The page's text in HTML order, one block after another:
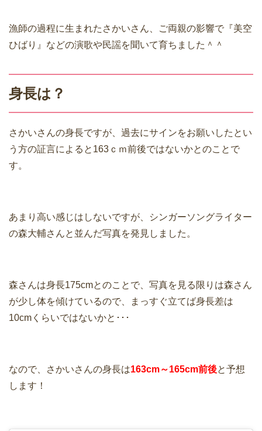
漁師の過程に生まれたさかいさん、ご両親の影響で『美空
ひばり』などの演歌や民謡を聞いて育ちました＾＾
身長は？
さかいさんの身長ですが、過去にサインをお願いしたとい
う方の証言によると163ｃｍ前後ではないかとのことで
す。
あまり高い感じはしないですが、シンガーソングライター
の森大輔さんと並んだ写真を発見しました。
森さんは身長175cmとのことで、写真を見る限りは森さん
が少し体を傾けているので、まっすぐ立てば身長差は
10cmくらいではないかと･･･
なので、さかいさんの身長は163cm～165cm前後と予想
します！